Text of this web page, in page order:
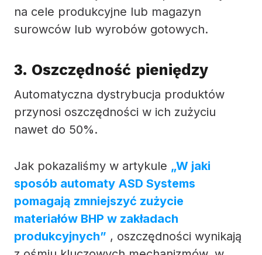
na cele produkcyjne lub magazyn
surowców lub wyrobów gotowych.
3. Oszczędność pieniędzy
Automatyczna dystrybucja produktów
przynosi oszczędności w ich zużyciu
nawet do 50%.
Jak pokazaliśmy w artykule „W jaki
sposób automaty ASD Systems
pomagają zmniejszyć zużycie
materiałów BHP w zakładach
produkcyjnych” , oszczędności wynikają